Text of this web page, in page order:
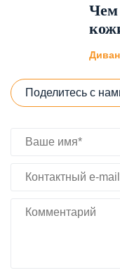
Чем
Диван
Поделитесь с